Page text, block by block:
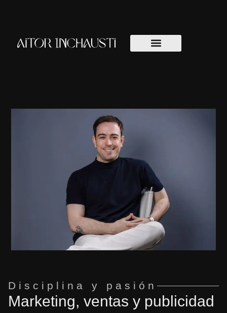
Disciplina y pasión
Marketing, ventas y publicidad